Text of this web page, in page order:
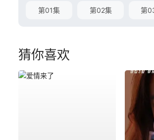
第01集 第02集 第
猜你喜欢